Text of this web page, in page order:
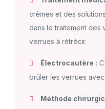
crèmes et des
dans le traitement des
verrues à rétrécir.
Électrocautère :
brûler les verrues
Méthode